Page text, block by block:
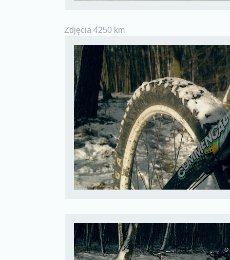
Zdjęcia 4250 km